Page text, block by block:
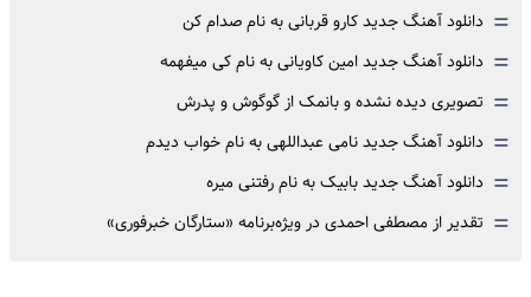
= دانلود آهنگ جدید کارو قربانی به نام صدام کن
= دانلود آهنگ جدید امین کاویانی به نام کی میفهمه
= تصویری دیده نشده و بانمک از گوگوش و پدرش
= دانلود آهنگ جدید نامی عبداللهی به نام خواب دیدم
= دانلود آهنگ جدید بابیک به نام رفتنی میره
= تقدیر از مصطفی احمدی در ویژه‌برنامه «ستارگان خبرفوری»